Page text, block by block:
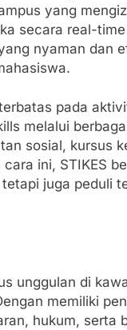
yang
secara real-
nyaman dan
pada
melalui
sosial, kursus
ini, STIKES
juga peduli
unggulan di
memiliki
hukum, serta